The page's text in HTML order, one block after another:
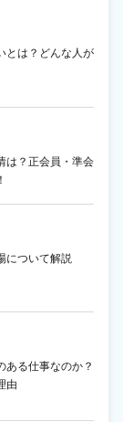
とは？どんな人が
は？正会員・準会
について解説
ある仕事なのか？
由